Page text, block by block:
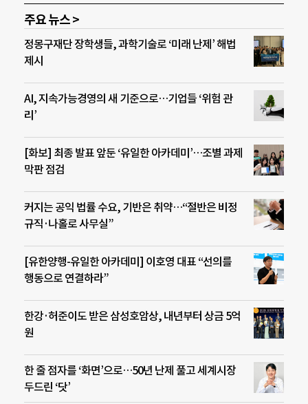
주요 뉴스 >
정몽구재단 장학생들, 과학기술로 ‘미래 난제’ 해법
제시
AI, 지속가능경영의 새 기준으로…기업들 ‘위험 관
리’
[화보] 최종 발표 앞둔 ‘유일한 아카데미’…조별 과제
막판 점검
커지는 공익 법률 수요, 기반은 취약…“절반은 비정
규직·나홀로 사무실”
[유한양행-유일한 아카데미] 이호영 대표 “선의를
행동으로 연결하라”
한강·허준이도 받은 삼성호암상, 내년부터 상금 5억
원
한 줄 점자를 ‘화면’으로…50년 난제 풀고 세계시장
두드린 ‘닷’